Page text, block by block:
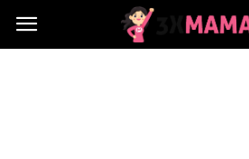
3xMama.pl